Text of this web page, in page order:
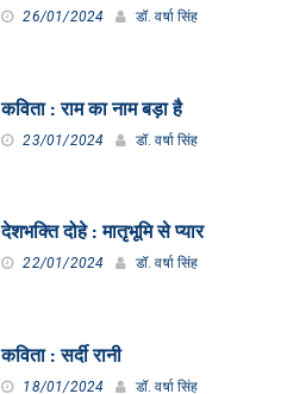
26/01/2024 डॉ. वर्षा सिंह
कविता : राम का नाम बड़ा है
23/01/2024 डॉ. वर्षा सिंह
देशभक्ति दोहे : मातृभूमि से प्यार
22/01/2024 डॉ. वर्षा सिंह
कविता : सर्दी रानी
18/01/2024 डॉ. वर्षा सिंह